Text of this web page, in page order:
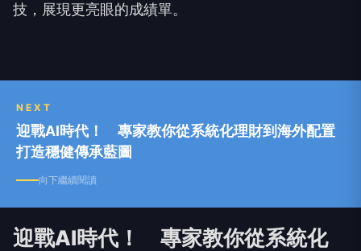
技，展現更亮眼的成績單。
NEXT
迎戰AI時代！ 專家教你從系統化理財到海外配置
打造穩健傳承藍圖
向下繼續閱讀
迎戰AI時代！ 專家教你從系統化